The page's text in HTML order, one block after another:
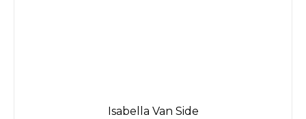
Isabella Van Side